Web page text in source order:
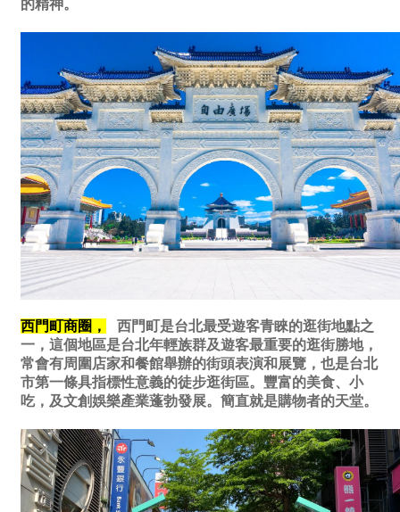
的精神。
西門町商圈，
西門町是台北最受遊客青睞的逛街地點之
一，這個地區是台北年輕族群及遊客最重要的逛街勝地，
常會有周圍店家和餐館舉辦的街頭表演和展覽，也是台北
市第一條具指標性意義的徒步逛街區。豐富的美食、小
吃，及文創娛樂產業蓬勃發展。簡直就是購物者的天堂。